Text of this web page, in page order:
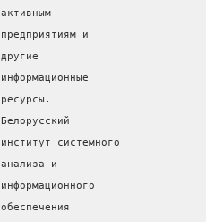
активным
предприятиям и
другие
информационные
ресурсы.
Белорусский
институт системного
анализа и
информационного
обеспечения